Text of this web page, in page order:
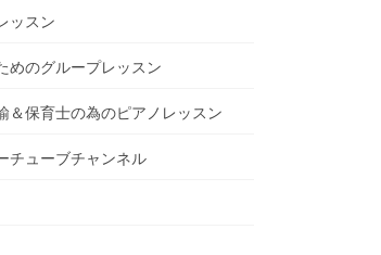
ッスン
めのグループレッスン
＆保育士の為のピアノレッスン
チューブチャンネル